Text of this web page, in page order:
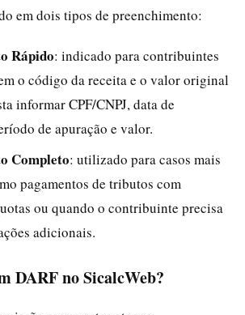
em dois tipos de preenchimento:
Rápido: indicado para contribuintes
o código da receita e o valor original
informar CPF/CNPJ, data de
de apuração e valor.
Completo: utilizado para casos mais
pagamentos de tributos com
ou quando o contribuinte precisa
adicionais.
DARF no SicalcWeb?